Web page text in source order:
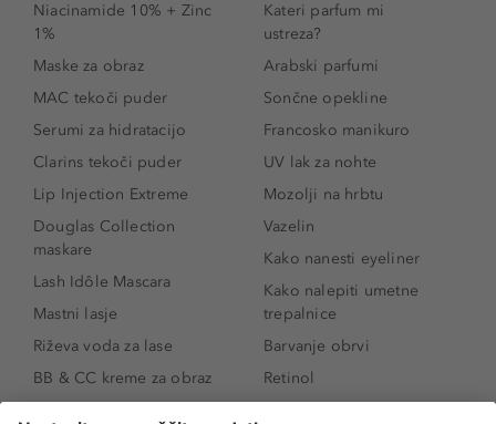
Niacinamide 10% + Zinc
1%
Maske za obraz
MAC tekoči puder
Serumi za hidratacijo
Clarins tekoči puder
Lip Injection Extreme
Douglas Collection
maskare
Lash Idôle Mascara
Mastni lasje
Riževa voda za lase
BB & CC kreme za obraz
Kateri parfum mi
ustreza?
Arabski parfumi
Sončne opekline
Francosko manikuro
UV lak za nohte
Mozolji na hrbtu
Vazelin
Kako nanesti eyeliner
Kako nalepiti umetne
trepalnice
Barvanje obrvi
Retinol